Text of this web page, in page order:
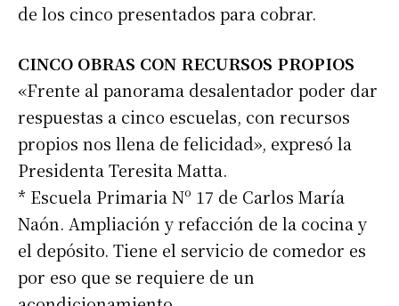
de los cinco presentados para cobrar.
CINCO OBRAS CON RECURSOS PROPIOS
«Frente al panorama desalentador poder dar
respuestas a cinco escuelas, con recursos
propios nos llena de felicidad», expresó la
Presidenta Teresita Matta.
* Escuela Primaria Nº 17 de Carlos María
Naón. Ampliación y refacción de la cocina y
el depósito. Tiene el servicio de comedor es
por eso que se requiere de un